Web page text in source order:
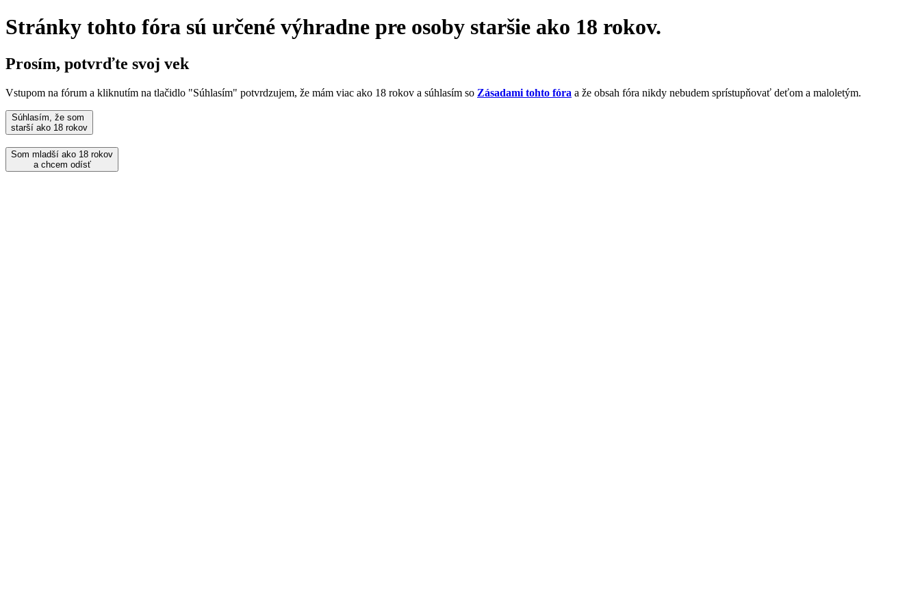
Stránky tohto fóra sú určené výhradne pre osoby staršie ako 18 rokov.
Prosím, potvrďte svoj vek
Vstupom na fórum a kliknutím na tlačidlo "Súhlasím" potvrdzujem, že mám viac ako 18 rokov a súhlasím so Zásadami tohto fóra a že obsah fóra nikdy nebudem sprístupňovať deťom a maloletým.
Súhlasím, že som
starší ako 18 rokov
Som mladší ako 18 rokov
a chcem odísť